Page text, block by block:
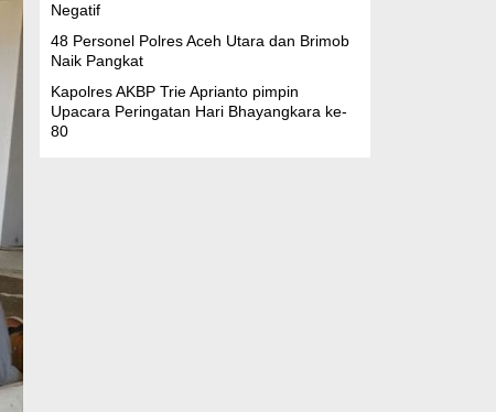
Negatif
48 Personel Polres Aceh Utara dan Brimob
Naik Pangkat
Kapolres AKBP Trie Aprianto pimpin
Upacara Peringatan Hari Bhayangkara ke-
80